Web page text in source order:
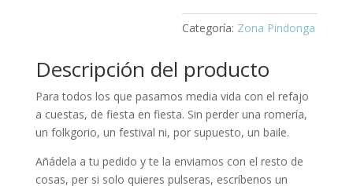
Categoría: Zona Pindonga
Descripción del producto
Para todos los que pasamos media vida con el refajo
a cuestas, de fiesta en fiesta. Sin perder una romería,
un folkgorio, un festival ni, por supuesto, un baile.
Añádela a tu pedido y te la enviamos con el resto de
cosas, per si solo quieres pulseras, escríbenos un